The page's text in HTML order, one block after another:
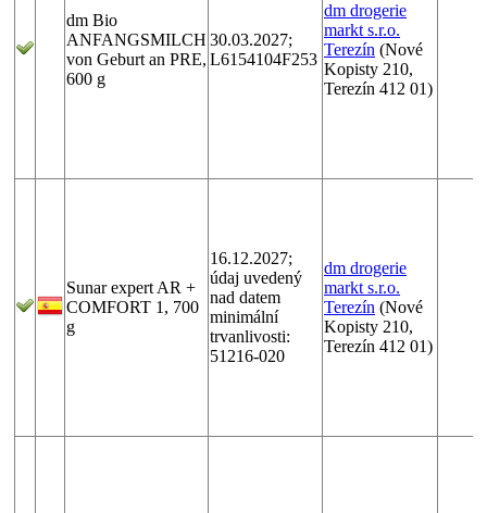
dm Bio
ANFANGSMILCH
von Geburt an PRE,
600 g
30.03.2027;
L6154104F253
dm drogerie
markt s.r.o.
Terezín (Nové
Kopisty 210,
Terezín 412 01)
Sunar expert AR +
COMFORT 1, 700
g
16.12.2027;
údaj uvedený
nad datem
minimální
trvanlivosti:
51216-020
dm drogerie
markt s.r.o.
Terezín (Nové
Kopisty 210,
Terezín 412 01)